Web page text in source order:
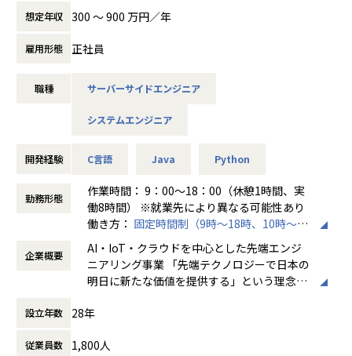
★リーダーによるフォロー
ができる体制を整えています。
有を行っております。
【業務の変更の範囲】
ご志向／ご希望に応じて、プロジェクトを決定しますので、
是非面接でお話しください！
◆取引業界
・ システム要件定義・設計（上流）SE
※ご志向・ご希望に応じて、プロジェクトを決定します
を前提としています。
＜魅力ポイント＞
地域愛採用を行っているため、基本的にご自宅から通える
範囲でプロジェクトを選定。
家族と一緒に過ごすことができ、好きな地域で安心して働
けます。
★基本給がベースUPしていく
想定年収 300 〜 900 万円／年
雇用形態 正社員
職種 サーバーサイドエンジニア
システムエンジニア
開発経験 C言語 Java Python
勤務形態
作業時間： 9：00～18：00（休憩1時間、実
働8時間） ※就業先により異なる可能性あり
働き方： 固定時間制（9時～18時、10時～19
時間外労働の有無： 有（月平均20時間～30
時間）
休憩時間： 60分
企業概要
AI・IoT・クラウドを中心とした先端エンジ
ニアリング事業 「先端テクノロジーで日本の
明日に新たな価値を提供する」という理念を
た先端テクノロジーの中で「ジャパニアスだ
アリング業界から必要とされ続ける会社を目
設立年数 28年
従業員数 1,800人